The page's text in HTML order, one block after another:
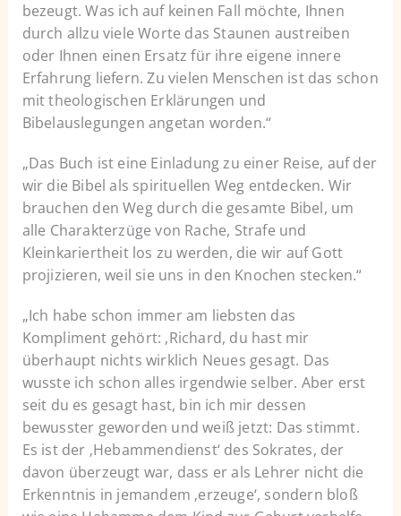
bezeugt. Was ich auf keinen Fall möchte, Ihnen
durch allzu viele Worte das Staunen austreiben
oder Ihnen einen Ersatz für ihre eigene innere
Erfahrung liefern. Zu vielen Menschen ist das schon
mit theologischen Erklärungen und
Bibelauslegungen angetan worden.“
„Das Buch ist eine Einladung zu einer Reise, auf der
wir die Bibel als spirituellen Weg entdecken. Wir
brauchen den Weg durch die gesamte Bibel, um
alle Charakterzüge von Rache, Strafe und
Kleinkariertheit los zu werden, die wir auf Gott
projizieren, weil sie uns in den Knochen stecken.“
„Ich habe schon immer am liebsten das
Kompliment gehört: ‚Richard, du hast mir
überhaupt nichts wirklich Neues gesagt. Das
wusste ich schon alles irgendwie selber. Aber erst
seit du es gesagt hast, bin ich mir dessen
bewusster geworden und weiß jetzt: Das stimmt.
Es ist der ‚Hebammendienst‘ des Sokrates, der
davon überzeugt war, dass er als Lehrer nicht die
Erkenntnis in jemandem ‚erzeuge‘, sondern bloß